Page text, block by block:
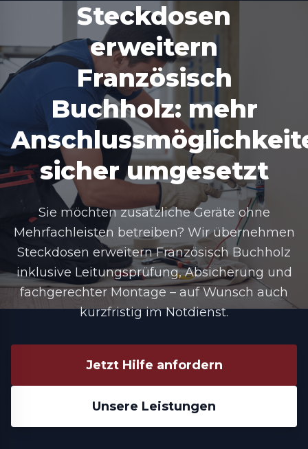
Steckdosen
erweitern
Französisch
Buchholz: mehr
sicher umgesetzt
Sie möchten zusätzliche Geräte ohne
Mehrfachleisten betreiben? Wir übernehmen
Steckdosen erweitern Französisch Buchholz
inklusive Leitungsprüfung, Absicherung und
fachgerechter Montage – auf Wunsch auch
kurzfristig im Notdienst.
Jetzt Hilfe anfordern
Unsere Leistungen